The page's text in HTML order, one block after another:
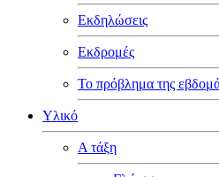
Εκδηλώσεις
Εκδρομές
Το πρόβλημα της
Υλικό
Α τάξη